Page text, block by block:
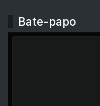
Bate-papo